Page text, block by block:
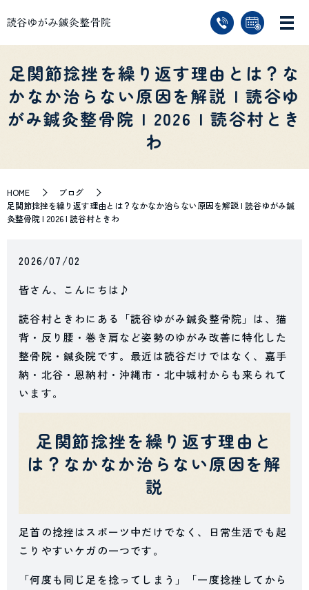
足関節捻挫を繰り返す理由とは？な
かなか治らない原因を解説 | 読谷ゆ
がみ鍼灸整骨院 | 2026 | 読谷村とき
わ
HOME
ブログ
足関節捻挫を繰り返す理由とは？なかなか治らない原因を解説 | 読谷ゆがみ鍼
灸整骨院 | 2026 | 読谷村ときわ
2026/07/02
皆さん、こんにちは♪
読谷村ときわにある「読谷ゆがみ鍼灸整骨院」は、猫
背・反り腰・巻き肩など姿勢のゆがみ改善に特化した
整骨院・鍼灸院です。最近は読谷だけではなく、嘉手
納・北谷・恩納村・沖縄市・北中城村からも来られて
います。
足関節捻挫を繰り返す理由と
は？なかなか治らない原因を解
説
足首の捻挫はスポーツ中だけでなく、日常生活でも起
こりやすいケガの一つです。
「何度も同じ足を捻ってしまう」「一度捻挫してから